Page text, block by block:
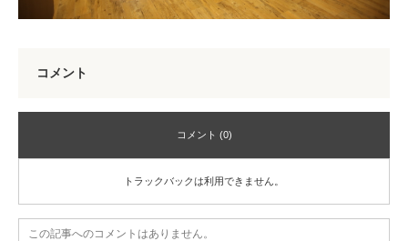
コメント
コメント (0)
トラックバックは利用できません。
この記事へのコメントはありません。